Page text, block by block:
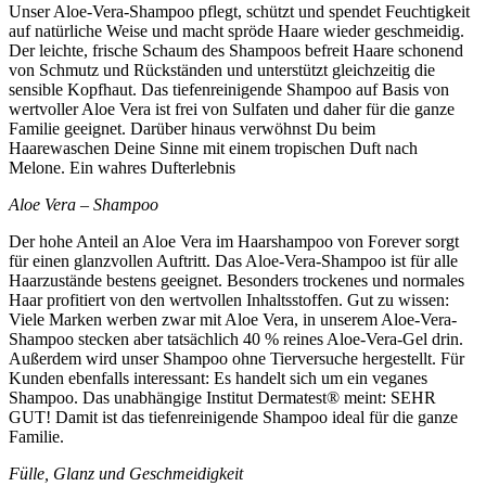
Unser Aloe-Vera-Shampoo pflegt, schützt und spendet Feuchtigkeit
auf natürliche Weise und macht spröde Haare wieder geschmeidig.
Der leichte, frische Schaum des Shampoos befreit Haare schonend
von Schmutz und Rückständen und unterstützt gleichzeitig die
sensible Kopfhaut. Das tiefenreinigende Shampoo auf Basis von
wertvoller Aloe Vera ist frei von Sulfaten und daher für die ganze
Familie geeignet. Darüber hinaus verwöhnst Du beim
Haarewaschen Deine Sinne mit einem tropischen Duft nach
Melone. Ein wahres Dufterlebnis
Aloe Vera – Shampoo
Der hohe Anteil an Aloe Vera im Haarshampoo von Forever sorgt
für einen glanzvollen Auftritt. Das Aloe-Vera-Shampoo ist für alle
Haarzustände bestens geeignet. Besonders trockenes und normales
Haar profitiert von den wertvollen Inhaltsstoffen. Gut zu wissen:
Viele Marken werben zwar mit Aloe Vera, in unserem Aloe-Vera-
Shampoo stecken aber tatsächlich 40 % reines Aloe-Vera-Gel drin.
Außerdem wird unser Shampoo ohne Tierversuche hergestellt. Für
Kunden ebenfalls interessant: Es handelt sich um ein veganes
Shampoo. Das unabhängige Institut Dermatest®️ meint: SEHR
GUT! Damit ist das tiefenreinigende Shampoo ideal für die ganze
Familie.
Fülle, Glanz und Geschmeidigkeit